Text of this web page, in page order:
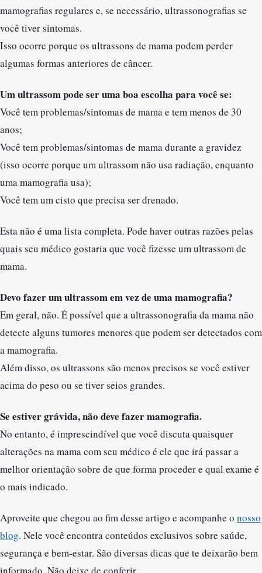
mamografias regulares e, se necessário, ultrassonografias se
você tiver sintomas.
Isso ocorre porque os ultrassons de mama podem perder
algumas formas anteriores de câncer.
Um ultrassom pode ser uma boa escolha para você se:
Você tem problemas/sintomas de mama e tem menos de 30
anos;
Você tem problemas/sintomas de mama durante a gravidez
(isso ocorre porque um ultrassom não usa radiação, enquanto
uma mamografia usa);
Você tem um cisto que precisa ser drenado.
Esta não é uma lista completa. Pode haver outras razões pelas
quais seu médico gostaria que você fizesse um ultrassom de
mama.
Devo fazer um ultrassom em vez de uma mamografia?
Em geral, não. É possível que a ultrassonografia da mama não
detecte alguns tumores menores que podem ser detectados com
a mamografia.
Além disso, os ultrassons são menos precisos se você estiver
acima do peso ou se tiver seios grandes.
Se estiver grávida, não deve fazer mamografia.
No entanto, é imprescindível que você discuta quaisquer
alterações na mama com seu médico é ele que irá passar a
melhor orientação sobre de que forma proceder e qual exame é
o mais indicado.
Aproveite que chegou ao fim desse artigo e acompanhe o nosso
blog. Nele você encontra conteúdos exclusivos sobre saúde,
segurança e bem-estar. São diversas dicas que te deixarão bem
informado. Não deixe de conferir.